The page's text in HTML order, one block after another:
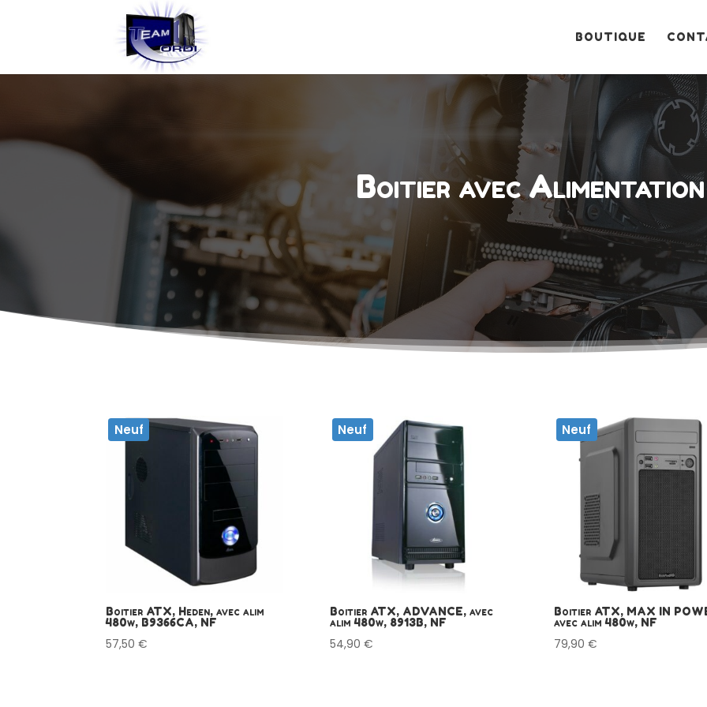
BOUTIQUE
Boitier avec Alimentation
Neuf
Boitier ATX, Heden, avec alim
480w, B9366CA, NF
57,50€
Neuf
Boitier ATX, ADVANCE, avec
alim 480w, 8913B, NF
54,90 €
Neuf
Boitier ATX, MAX IN
avec alim 480w, NF
79,90 €